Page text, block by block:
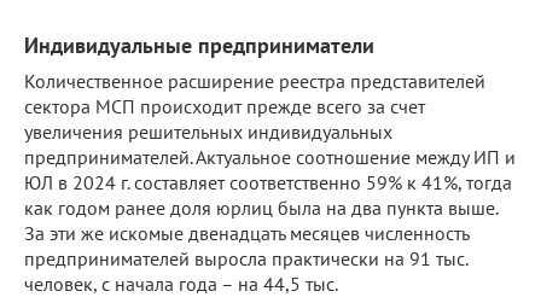
Индивидуальные предприниматели
Количественное расширение реестра представителей
сектора МСП происходит прежде всего за счет
увеличения решительных индивидуальных
предпринимателей. Актуальное соотношение между ИП и
ЮЛ в 2024 г. составляет соответственно 59% к 41%, тогда
как годом ранее доля юрлиц была на два пункта выше.
За эти же искомые двенадцать месяцев численность
предпринимателей выросла практически на 91 тыс.
человек, с начала года – на 44,5 тыс.